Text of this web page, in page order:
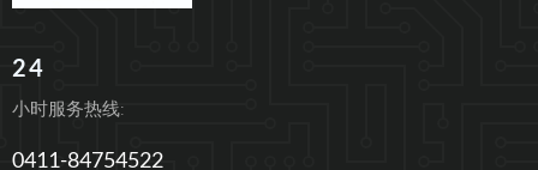
24
小时服务热线:
0411-84754522